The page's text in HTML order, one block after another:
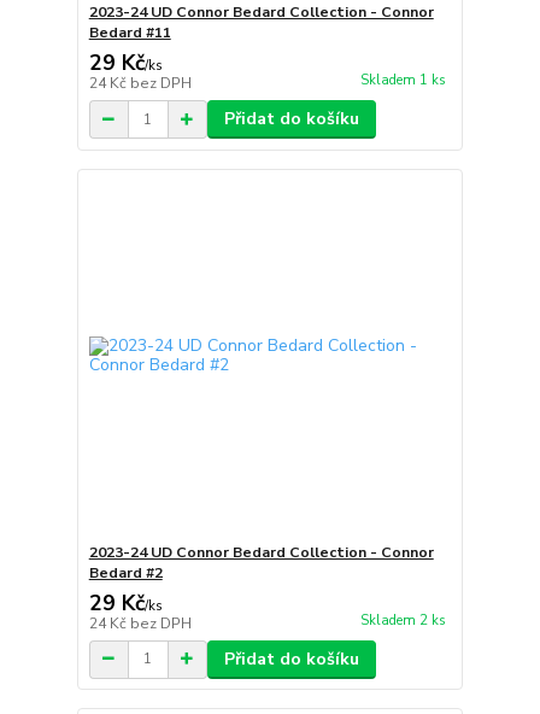
2023-24 UD Connor Bedard Collection - Connor
Bedard #11
29 Kč/ks
24 Kč bez DPH Skladem 1 ks
Přidat do košíku
2023-24 UD Connor Bedard Collection - Connor
Bedard #2
29 Kč/ks
24 Kč bez DPH Skladem 2 ks
Přidat do košíku